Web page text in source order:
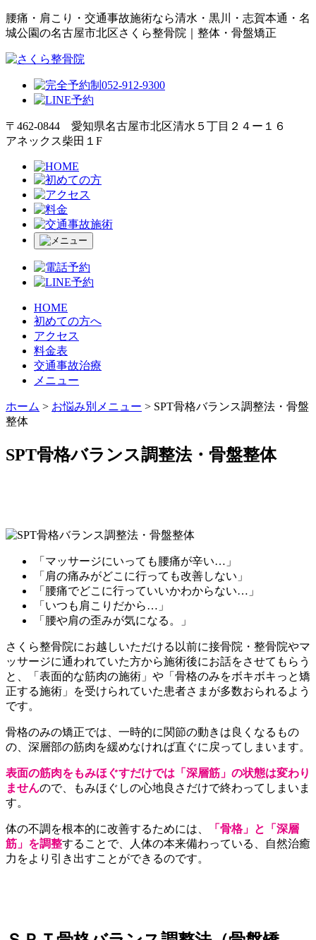
腰痛・肩こり・交通事故施術なら清水・黒川・志賀本通・名
城公園の名古屋市北区さくら整骨院｜整体・骨盤矯正
〒462-0844 愛知県名古屋市北区清水５丁目２４ー１６
アネックス柴田１F
HOME
初めての方へ
アクセス
料金表
交通事故治療
メニュー
ホーム > お悩み別メニュー > SPT骨格バランス調整法・骨盤
整体
SPT骨格バランス調整法・骨盤整体
「マッサージにいっても腰痛が辛い…」
「肩の痛みがどこに行っても改善しない」
「腰痛でどこに行っていいかわからない…」
「いつも肩こりだから…」
「腰や肩の歪みが気になる。」
さくら整骨院にお越しいただける以前に接骨院・整骨院やマ
ッサージに通われていた方から施術後にお話をさせてもらう
と、「表面的な筋肉の施術」や「骨格のみをボキボキっと矯
正する施術」を受けられていた患者さまが多数おられるよう
です。
骨格のみの矯正では、一時的に関節の動きは良くなるもの
の、深層部の筋肉を緩めなければ直ぐに戻ってしまいます。
表面の筋肉をもみほぐすだけでは「深層筋」の状態は変わり
ませんので、もみほぐしの心地良さだけで終わってしまいま
す。
体の不調を根本的に改善するためには、
「骨格」と「深層
筋」を調整することで、人体の本来備わっている、自然治癒
力をより引き出すことができるのです。